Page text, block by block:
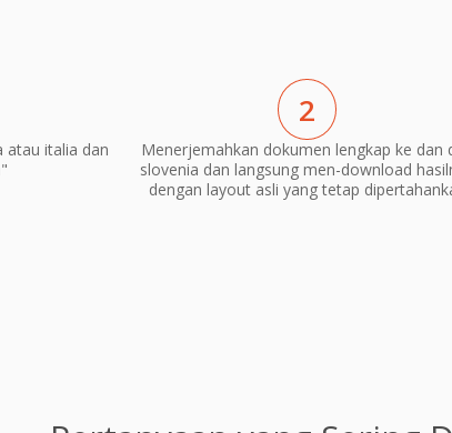
atau italia dan
2
Menerjemahkan dokumen lengkap ke dan
slovenia dan langsung men-download
dengan layout asli yang tetap